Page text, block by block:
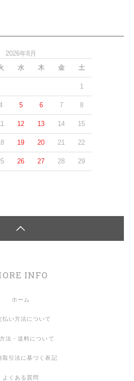
2026年8月
水 木 金 土
1
5 6 7 8
12 13 14 15
19 20 21 22
26 27 28 29
INFO
ホーム
払い方法について
法・送料について
取引法に基づく表記
よくある質問